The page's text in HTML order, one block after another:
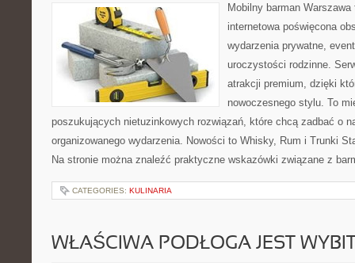
Mobilny barman
internetowa poświęcona
wydarzenia prywatne,
uroczystości rodzinne.
atrakcji premium, dzięki
nowoczesnego stylu. To
poszukujących nietuzinkowych rozwiązań, które chcą zadbać o
organizowanego wydarzenia. Nowości to Whisky, Rum i Trunki
Na stronie można znaleźć praktyczne wskazówki związane z
CATEGORIES: KULINARIA
WŁAŚCIWA PODŁOGA JEST